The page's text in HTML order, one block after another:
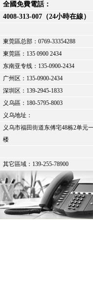
全國免費電話：
4008-313-007（24小時在線）
東莞區总部： 0769-33354288
東莞區： 135 0900 2434
东南亚专线：135-0900-2434
广州区：135-0900-2434
深圳区：139-2945-1833
义乌區： 180-5795-8003
义乌地址：
义乌市福田街道东傅宅48栋2单元
楼
其它區域：139-255-78900